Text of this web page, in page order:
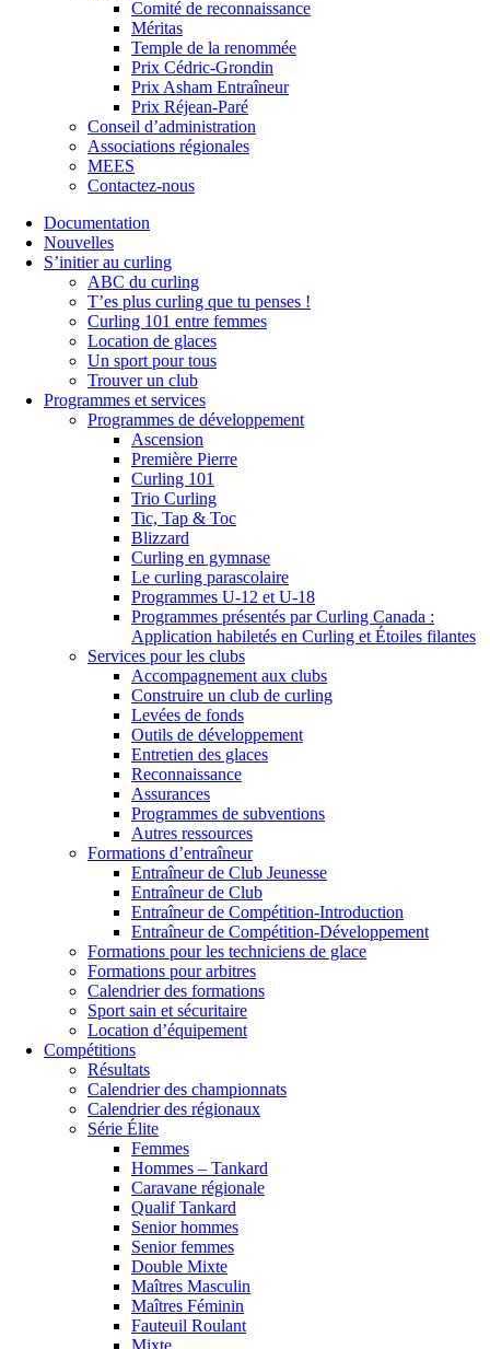
Comité de reconnaissance
Méritas
Temple de la renommée
Prix Cédric-Grondin
Prix Asham Entraîneur
Prix Réjean-Paré
Conseil d’administration
Associations régionales
MEES
Contactez-nous
Documentation
Nouvelles
S’initier au curling
ABC du curling
T’es plus curling que tu penses !
Curling 101 entre femmes
Location de glaces
Un sport pour tous
Trouver un club
Programmes et services
Programmes de développement
Ascension
Première Pierre
Curling 101
Trio Curling
Tic, Tap & Toc
Blizzard
Curling en gymnase
Le curling parascolaire
Programmes U-12 et U-18
Programmes présentés par Curling Canada :
Application habiletés en Curling et Étoiles filantes
Services pour les clubs
Accompagnement aux clubs
Construire un club de curling
Levées de fonds
Outils de développement
Entretien des glaces
Reconnaissance
Assurances
Programmes de subventions
Autres ressources
Formations d’entraîneur
Entraîneur de Club Jeunesse
Entraîneur de Club
Entraîneur de Compétition-Introduction
Entraîneur de Compétition-Développement
Formations pour les techniciens de glace
Formations pour arbitres
Calendrier des formations
Sport sain et sécuritaire
Location d’équipement
Compétitions
Résultats
Calendrier des championnats
Calendrier des régionaux
Série Élite
Femmes
Hommes – Tankard
Caravane régionale
Qualif Tankard
Senior hommes
Senior femmes
Double Mixte
Maîtres Masculin
Maîtres Féminin
Fauteuil Roulant
Mixte